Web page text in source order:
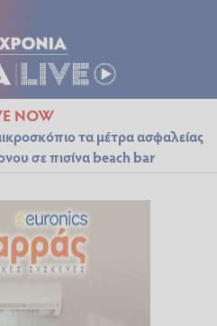
NOW
τα μέτρα ασφαλείας
σε πισίνα beach bar